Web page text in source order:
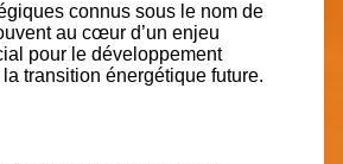
connus sous le nom de
au cœur d’un enjeu
pour le développement
transition énergétique future.